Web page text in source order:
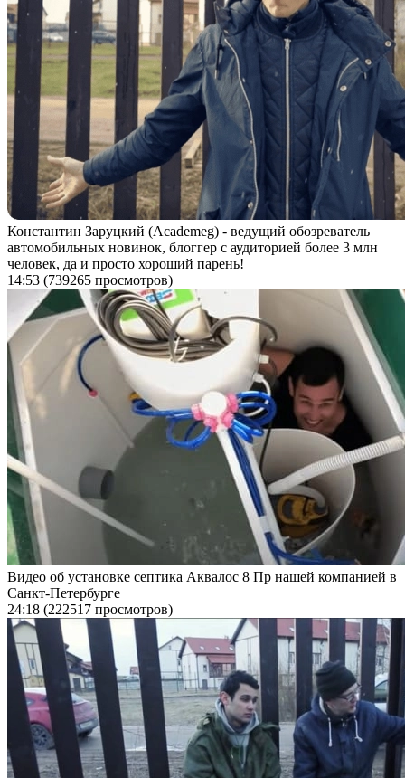
Константин Заруцкий (Academeg) - ведущий обозреватель
автомобильных новинок, блоггер с аудиторией более 3 млн
человек, да и просто хороший парень!
14:53 (739265 просмотров)
Видео об установке септика Аквалос 8 Пр нашей компанией в
Санкт-Петербурге
24:18 (222517 просмотров)